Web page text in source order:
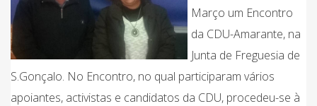
Março um Encontro
da CDU-Amarante, na
Junta de Freguesia de
S.Gonçalo. No Encontro, no qual participaram vários
apoiantes, activistas e candidatos da CDU, procedeu-se à